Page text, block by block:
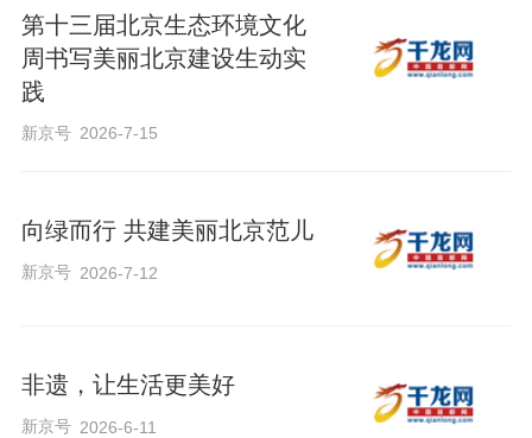
d
第十三届北京生态环境文化
周书写美丽北京建设生动实
践
新京号 2026-7-15
向绿而行 共建美丽北京范儿
新京号 2026-7-12
非遗，让生活更美好
新京号 2026-6-11